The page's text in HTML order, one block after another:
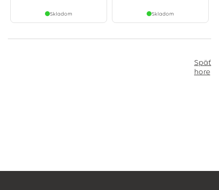
Skladom Skladom
Späť
hore